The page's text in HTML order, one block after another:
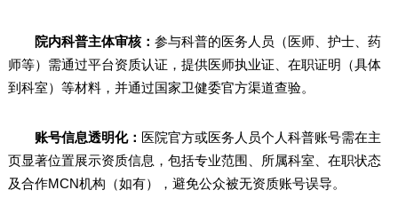
院内科普主体审核： 参与科普的医务人员（医师、护士、药
师等）需通过平台资质认证，提供医师执业证、在职证明（具体
到科室）等材料，并通过国家卫健委官方渠道查验。
账号信息透明化： 医院官方或医务人员个人科普账号需在主
页显著位置展示资质信息，包括专业范围、所属科室、在职状态
及合作MCN机构（如有），避免公众被无资质账号误导。